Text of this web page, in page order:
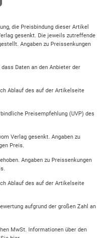
die Preisbindung dieser Artikel
gesenkt. Die jeweils zutreffende
Angaben zu Preissenkungen
Daten an den Anbieter der
Ablauf des auf der Artikelseite
Preisempfehlung (UVP) des
Verlag gesenkt. Angaben zu
Preis.
Angaben zu Preissenkungen
Ablauf des auf der Artikelseite
aufgrund der großen Zahl an
MwSt. Informationen über den